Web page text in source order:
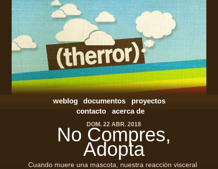
weblog documentos
proyectos
contacto
acerca de
DOM. 22 ABR. 2018
No Compres,
Adopta
Cuando muere una mascota, nuestra reacción visceral